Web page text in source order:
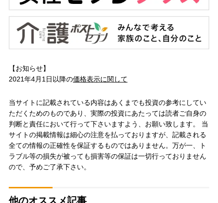
【お知らせ】
2021年4月1日以降の価格表示に関して
当サイトに記載されている内容はあくまでも投資の参考にしてい
ただくためのものであり、実際の投資にあたっては読者ご自身の
判断と責任において行って下さいますよう、お願い致します。 当
サイトの掲載情報は細心の注意を払っておりますが、記載される
全ての情報の正確性を保証するものではありません。万が一、ト
ラブル等の損失が被っても損害等の保証は一切行っておりません
ので、予めご了承下さい。
他のオススメ記事